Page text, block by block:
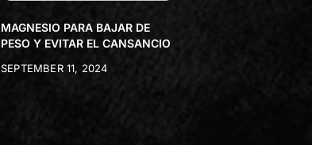
MAGNESIO PARA BAJAR DE
PESO Y EVITAR EL CANSANCIO
SEPTEMBER 11, 2024